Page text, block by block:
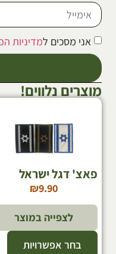
אני מסכים למדיניות
מוצרים נלווים!
פאצ' דגל ישראל
₪9.90
לצפייה במוצר
בחר אפשרויות